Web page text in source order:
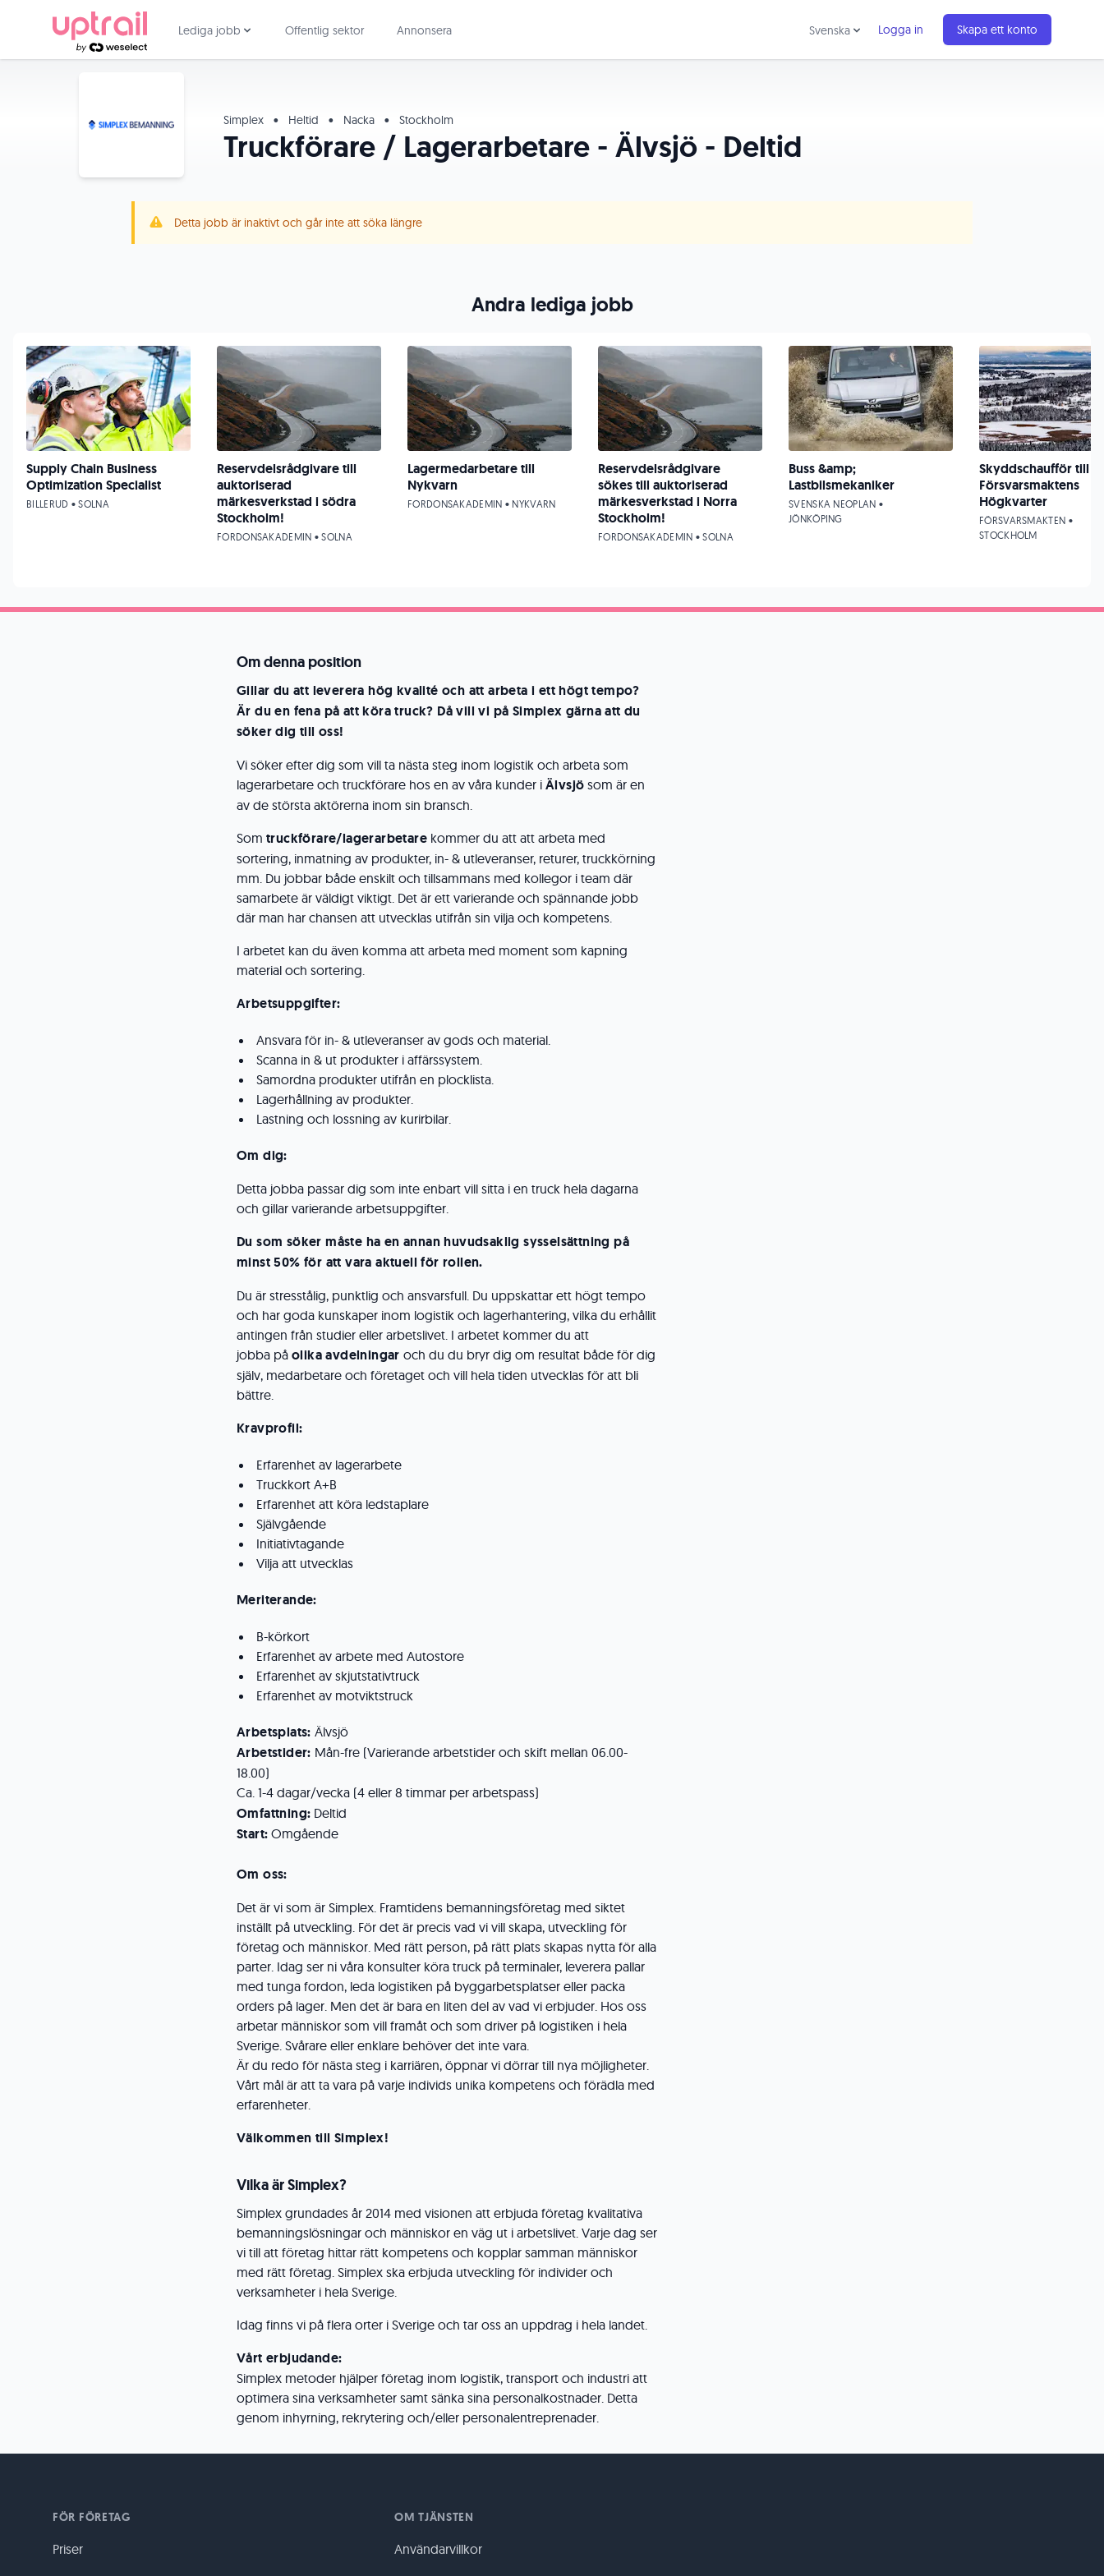
Lediga jobb Offentlig sektor Annonsera Svenska Logga in Skapa ett konto
Simplex • Heltid • Nacka • Stockholm
Truckförare / Lagerarbetare - Älvsjö - Deltid
Detta jobb är inaktivt och går inte att söka längre
Om denna position
Gillar du att leverera hög kvalité och att arbeta i ett högt tempo?
Är du en fena på att köra truck? Då vill vi på Simplex gärna att du
söker dig till oss!
Vi söker efter dig som vill ta nästa steg inom logistik och arbeta som
lagerarbetare och truckförare hos en av våra kunder i Älvsjö som är en
av de största aktörerna inom sin bransch.
Som truckförare/lagerarbetare kommer du att att arbeta med
sortering, inmatning av produkter, in- & utleveranser, returer, truckkörning
mm. Du jobbar både enskilt och tillsammans med kollegor i team där
samarbete är väldigt viktigt. Det är ett varierande och spännande jobb
där man har chansen att utvecklas utifrån sin vilja och kompetens.
I arbetet kan du även komma att arbeta med moment som kapning
material och sortering.
Arbetsuppgifter:
Ansvara för in- & utleveranser av gods och material.
Scanna in & ut produkter i affärssystem.
Samordna produkter utifrån en plocklista.
Lagerhållning av produkter.
Lastning och lossning av kurirbilar.
Om dig:
Detta jobba passar dig som inte enbart vill sitta i en truck hela dagarna
och gillar varierande arbetsuppgifter.
Du som söker måste ha en annan huvudsaklig sysselsättning på
minst 50% för att vara aktuell för rollen.
Du är stresstålig, punktlig och ansvarsfull. Du uppskattar ett högt tempo
och har goda kunskaper inom logistik och lagerhantering, vilka du erhållit
antingen från studier eller arbetslivet. I arbetet kommer du att
jobba på olika avdelningar och du du bryr dig om resultat både för dig
själv, medarbetare och företaget och vill hela tiden utvecklas för att bli
bättre.
Kravprofil:
Erfarenhet av lagerarbete
Truckkort A+B
Erfarenhet att köra ledstaplare
Självgående
Initiativtagande
Vilja att utvecklas
Meriterande:
B-körkort
Erfarenhet av arbete med Autostore
Erfarenhet av skjutstativtruck
Erfarenhet av motviktstruck
Arbetsplats:Älvsjö
Arbetstider: Mån-fre (Varierande arbetstider och skift mellan 06.00-
18.00)
Ca. 1-4 dagar/vecka (4 eller 8 timmar per arbetspass)
Omfattning: Deltid
Start: Omgående
Om oss:
Det är vi som är Simplex. Framtidens bemanningsföretag med siktet
inställt på utveckling. För det är precis vad vi vill skapa, utveckling för
företag och människor. Med rätt person, på rätt plats skapas nytta för alla
parter. Idag ser ni våra konsulter köra truck på terminaler, leverera pallar
med tunga fordon, leda logistiken på byggarbetsplatser eller packa
orders på lager. Men det är bara en liten del av vad vi erbjuder. Hos oss
arbetar människor som vill framåt och som driver på logistiken i hela
Sverige. Svårare eller enklare behöver det inte vara.
Är du redo för nästa steg i karriären, öppnar vi dörrar till nya möjligheter.
Vårt mål är att ta vara på varje individs unika kompetens och förädla med
erfarenheter.
Välkommen till Simplex!
Vilka är Simplex?
Simplex grundades år 2014 med visionen att erbjuda företag kvalitativa
bemanningslösningar och människor en väg ut i arbetslivet. Varje dag ser
vi till att företag hittar rätt kompetens och kopplar samman människor
med rätt företag. Simplex ska erbjuda utveckling för individer och
verksamheter i hela Sverige.
Idag finns vi på flera orter i Sverige och tar oss an uppdrag i hela landet.
Vårt erbjudande:
Simplex metoder hjälper företag inom logistik, transport och industri att
optimera sina verksamheter samt sänka sina personalkostnader. Detta
genom inhyrning, rekrytering och/eller personalentreprenader.
Andra lediga jobb
Supply Chain Business
Optimization Specialist
BILLERUD • SOLNA
Reservdelsrådgivare till
auktoriserad
märkesverkstad i södra
Stockholm!
FORDONSAKADEMIN • SOLNA
Lagermedarbetare till
Nykvarn
FORDONSAKADEMIN • NYKVARN
Reservdelsrådgivare
sökes till auktoriserad
märkesverkstad i Norra
Stockholm!
FORDONSAKADEMIN • SOLNA
Buss &amp;
Lastbilsmekaniker
SVENSKA NEOPLAN •
JÖNKÖPING
Skyddschaufför till
Försvarsmaktens
Högkvarter
FÖRSVARSMAKTEN •
STOCKHOLM
FÖR FÖRETAG
Priser
OM TJÄNSTEN
Användarvillkor